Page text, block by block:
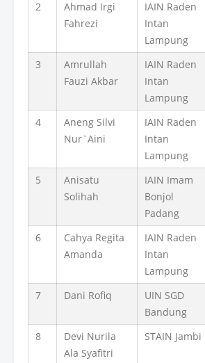
2
Ahmad Irgi
Fahrezi
IAIN Raden
Intan
Lampung
3
Amrullah
Fauzi Akbar
IAIN Raden
Intan
Lampung
4
Aneng Silvi
Nur`Aini
IAIN Raden
Intan
Lampung
5
Anisatu
Solihah
IAIN Imam
Bonjol
Padang
6
Cahya Regita
Amanda
IAIN Raden
Intan
Lampung
7
Dani Rofiq
UIN SGD
Bandung
8
Devi Nurila
Ala Syafitri
STAIN Jambi